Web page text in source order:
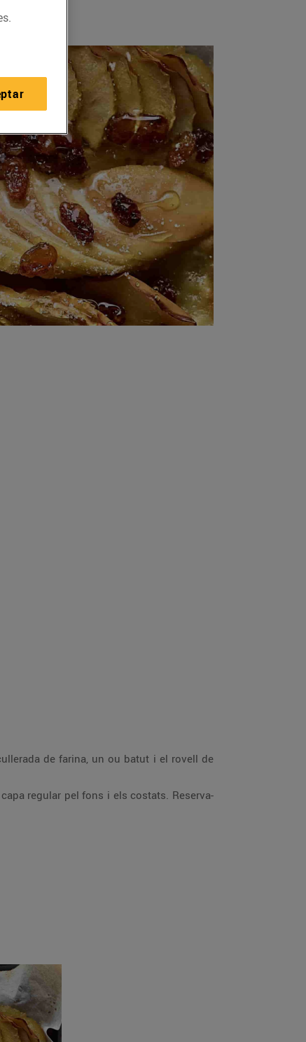
de farina, un ou batut i el rovell de
regular pel fons i els costats. Reserva-